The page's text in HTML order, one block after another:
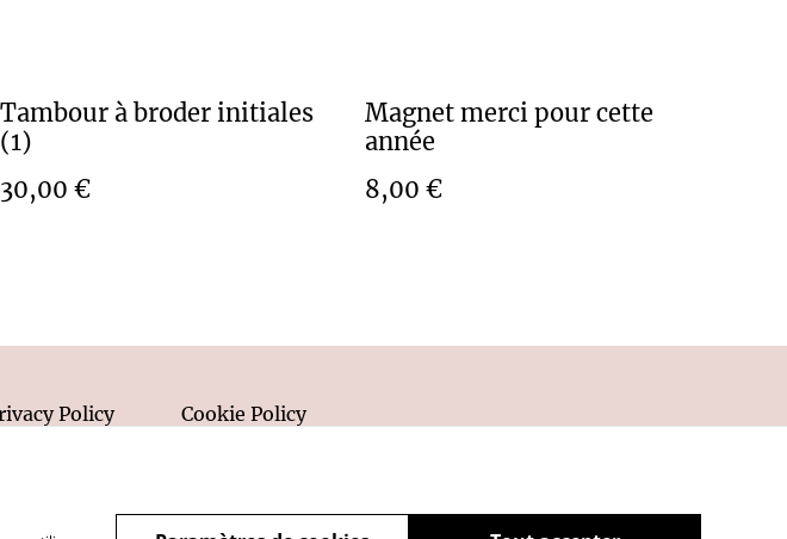
Tambour à broder initiales
(1)
30,00 €
Magnet merci pour cette
année
8,00 €
Policy Cookie Policy